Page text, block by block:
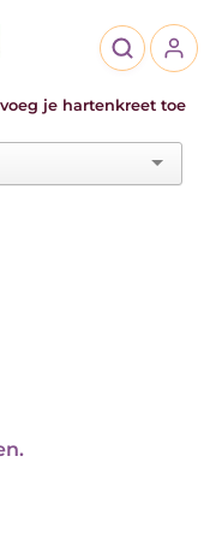
voeg je hartenkreet toe